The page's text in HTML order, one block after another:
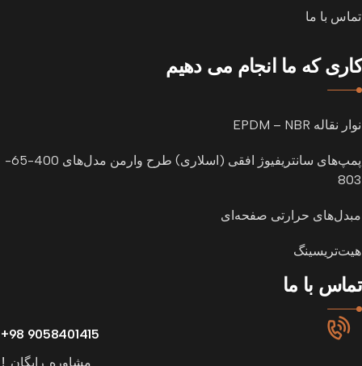
تماس با ما
کاری که ما انجام می دهیم
نوار نقاله EPDM – NBR
پمپ‌های سانتریفیوژ افقی (اسلاری) طرح وارمن مدل‌های 400-65-
803
مبدل‌های حرارتی صفحه‌ای
هیت‌تریسینگ
تماس با ما
9058401415 98+
مشاوره رایگان !